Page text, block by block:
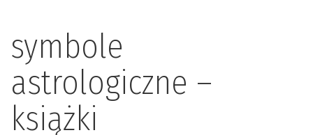
symbole
astrologiczne –
książki